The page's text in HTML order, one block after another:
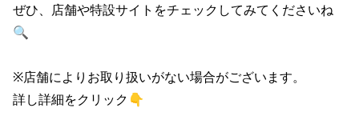
ぜひ、店舗や特設サイトをチェックしてみてくださいね
🔍
※店舗によりお取り扱いがない場合がございます。
詳し詳細をクリック👇